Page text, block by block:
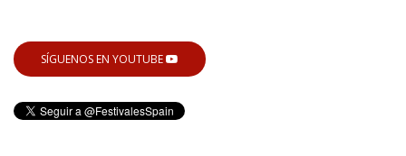
SÍGUENOS EN YOUTUBE